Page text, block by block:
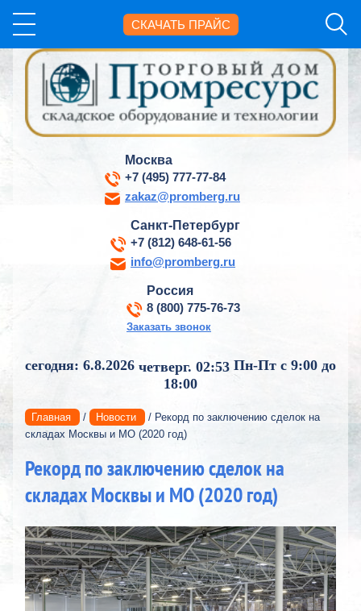
СКАЧАТЬ ПРАЙС
Москва
+7 (495) 777-77-84
zakaz@promberg.ru
Санкт-Петербург
+7 (812) 648-61-56
info@promberg.ru
Россия
8 (800) 775-76-73
Заказать звонок
сегодня: 6.8.2026 четверг. 02:53 Пн-Пт с 9:00 до
18:00
Главная / Новости
/ Рекорд по заключению сделок на
складах Москвы и МО (2020 год)
Рекорд по заключению сделок на
складах Москвы и МО (2020 год)